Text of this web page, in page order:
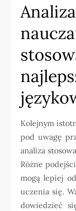
Kolejnym
pod uwagę
analiza
Różne
mogą lepiej
uczenia się.
dowiedzieć